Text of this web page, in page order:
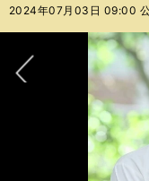
バ
2024年07月03日 09:00